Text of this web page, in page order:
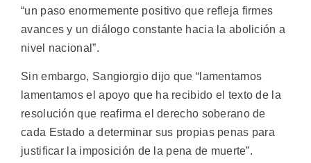
“un paso enormemente positivo que refleja firmes
avances y un diálogo constante hacia la abolición a
nivel nacional”.
Sin embargo, Sangiorgio dijo que “lamentamos
lamentamos el apoyo que ha recibido el texto de la
resolución que reafirma el derecho soberano de
cada Estado a determinar sus propias penas para
justificar la imposición de la pena de muerte”.